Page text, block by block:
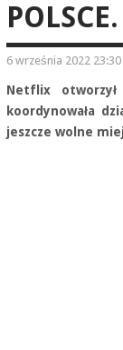
6 września 2022 23:30
Netflix
koordynowała
jeszcze wolne